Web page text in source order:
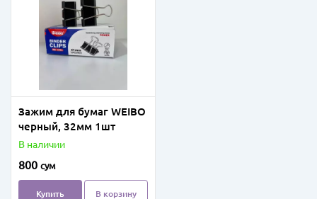
Зажим для бумаг WEIBO
черный, 32мм 1шт
В наличии
800 сум
Купить В корзину